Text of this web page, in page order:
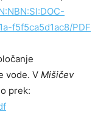
f5f5ca5d1ac8/PDF
vode. V Mišičev
prek: